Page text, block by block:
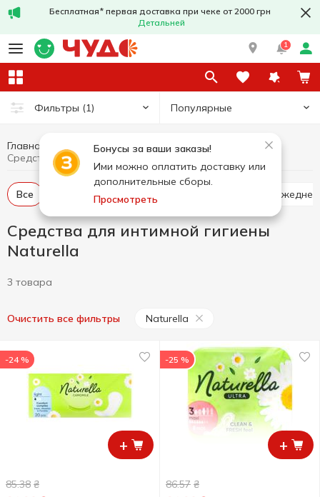
Бесплатная* первая доставка при чеке от 2000 грн
Детальней
1
Фильтры (1) Популярные
Бонусы за ваши заказы!
Ими можно оплатить доставку или
дополнительные сборы.
Просмотреть
Главная Гигиена и уход
Все Тампоны
Средства для интимной гигиены
Naturella
3 товара
Очистить все фильтры Naturella
+
-24 %
85.38 ₴
+
-25 %
86.57 ₴